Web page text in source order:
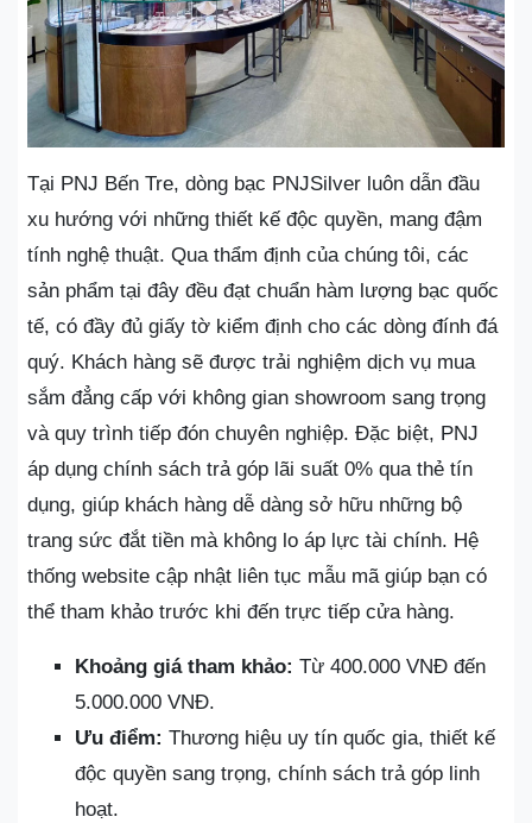
Tại PNJ Bến Tre, dòng bạc PNJSilver luôn dẫn đầu
xu hướng với những thiết kế độc quyền, mang đậm
tính nghệ thuật. Qua thẩm định của chúng tôi, các
sản phẩm tại đây đều đạt chuẩn hàm lượng bạc quốc
tế, có đầy đủ giấy tờ kiểm định cho các dòng đính đá
quý. Khách hàng sẽ được trải nghiệm dịch vụ mua
sắm đẳng cấp với không gian showroom sang trọng
và quy trình tiếp đón chuyên nghiệp. Đặc biệt, PNJ
áp dụng chính sách trả góp lãi suất 0% qua thẻ tín
dụng, giúp khách hàng dễ dàng sở hữu những bộ
trang sức đắt tiền mà không lo áp lực tài chính. Hệ
thống website cập nhật liên tục mẫu mã giúp bạn có
thể tham khảo trước khi đến trực tiếp cửa hàng.
Khoảng giá tham khảo: Từ 400.000 VNĐ đến
5.000.000 VNĐ.
Ưu điểm: Thương hiệu uy tín quốc gia, thiết kế
độc quyền sang trọng, chính sách trả góp linh
hoạt.